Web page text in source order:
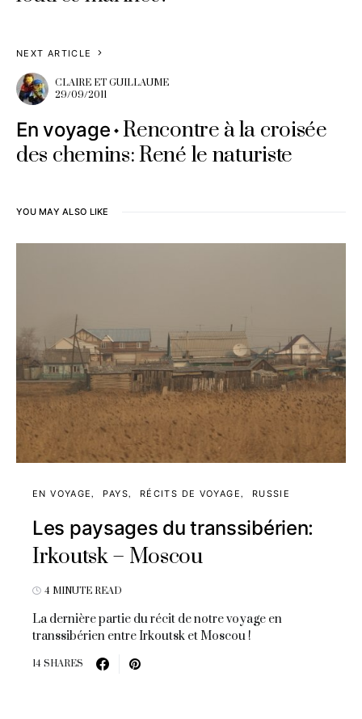
NEXT ARTICLE
CLAIRE ET GUILLAUME
29/09/2011
En voyage Rencontre à la croisée
des chemins: René le naturiste
YOU MAY ALSO LIKE
EN VOYAGE PAYS RÉCITS DE VOYAGE RUSSIE
Les paysages du transsibérien:
Irkoutsk – Moscou
4 MINUTE READ
La dernière partie du récit de notre voyage en
transsibérien entre Irkoutsk et Moscou !
14 SHARES